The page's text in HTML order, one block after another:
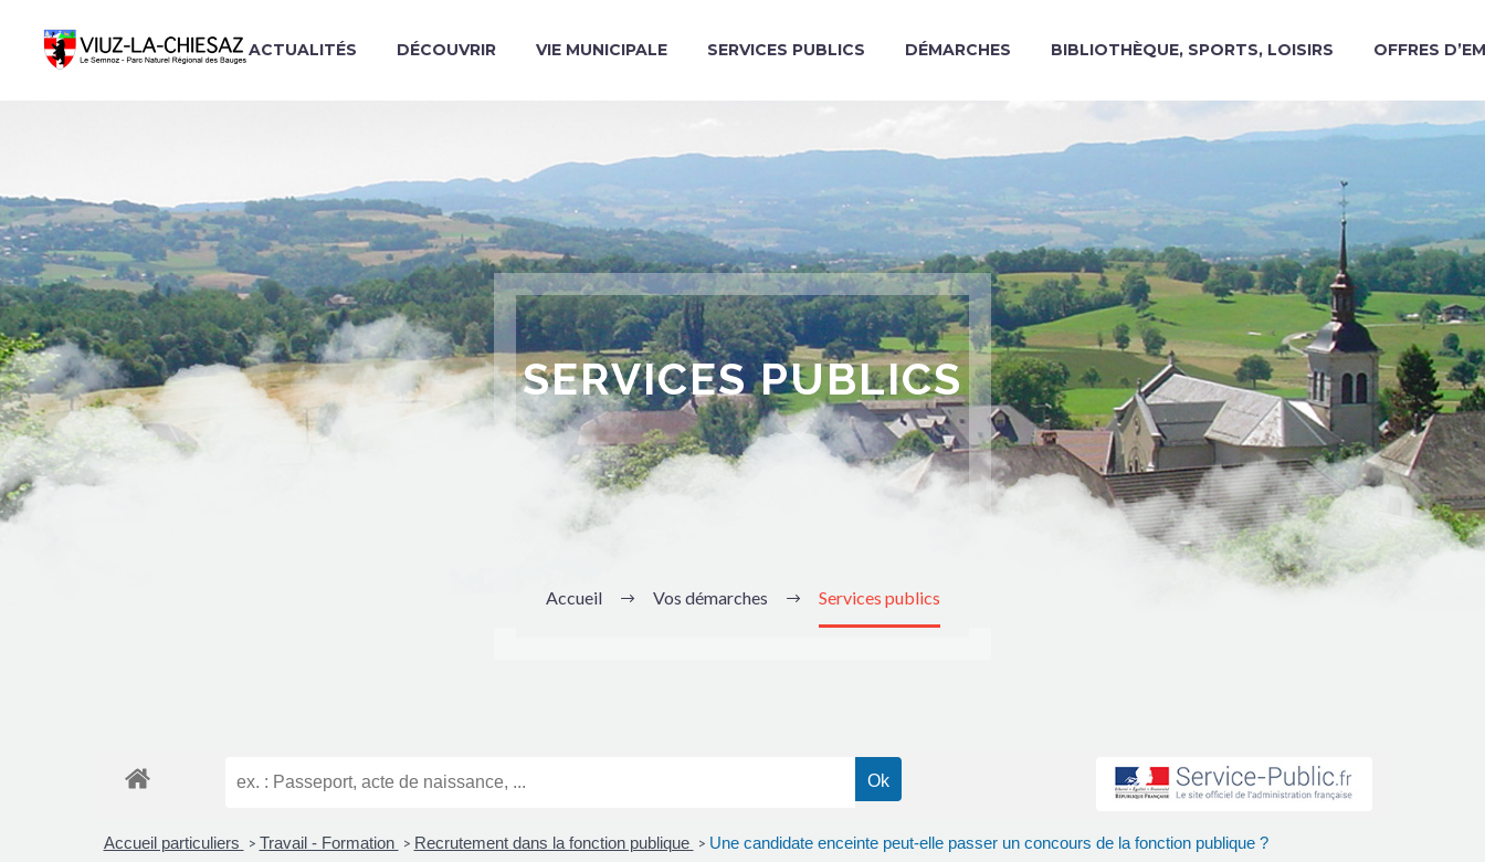
ACTUALITÉS DÉCOUVRIR VIE MUNICIPALE SERVICES PUBLICS DÉMARCHES BIBLIOTHÈQUE, SPORTS, LOISIRS OFFRES
SERVICES PUBLICS
Accueil Vos démarches Services publics
Accueil particuliers > Travail - Formation > Recrutement dans la fonction publique > Une candidate enceinte peut-elle passer un concours de la fonction publique ?